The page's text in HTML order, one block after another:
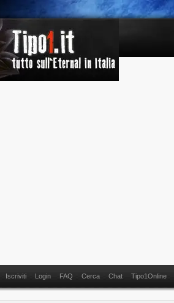
Iscriviti Login FAQ Cerca Chat Tipo1Online